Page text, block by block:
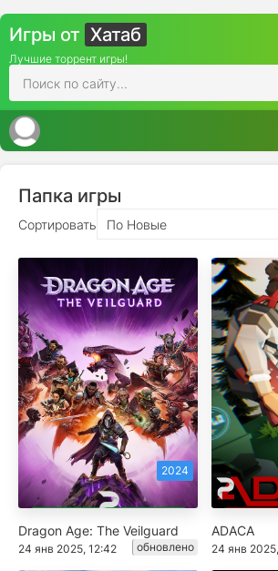
Игры от Хатаб
Лучшие торрент игры!
Папка игры
Сортировать По Новые
2024
Dragon Age: The Veilguard
24 янв 2025, 12:42 обновлено
ADACA
24 янв